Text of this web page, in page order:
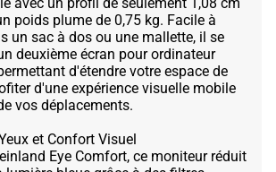
poids plume de 0,75 kg. Facile à
un sac à dos ou une mallette, il se
deuxième écran pour ordinateur
d'étendre votre espace de
d'une expérience visuelle mobile
vos déplacements.
et Confort Visuel
Eye Comfort, ce moniteur réduit